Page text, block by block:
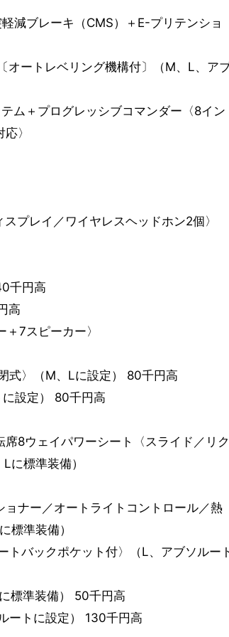
減ブレーキ（CMS）＋E-プリテンショ
オートレベリング機構付〕（M、L、ア
ム＋プログレッシブコマンダー〈8イン
〉
プレイ／ワイヤレスヘッドホン2個〉
千円高
高
7スピーカー〉
式〉（M、Lに設定） 80千円高
設定） 80千円高
8ウェイパワーシート〈スライド／リク
に標準装備）
ョナー／オートライトコントロール／熱
標準装備）
トバックポケット付〉（L、アブソルー
標準装備） 50千円高
ートに設定） 130千円高